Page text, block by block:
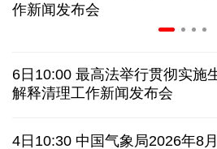
活力中国调研行丨弯道超车 如何
伊朗：与阿曼“接近”达成协议但
作新闻发布会
6日10:00 最高法举行贯彻实施
解释清理工作新闻发布会
4日10:30 中国气象局2026年8